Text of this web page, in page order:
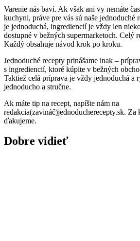
Varenie nás baví. Ak však ani vy nemáte
kuchyni, práve pre vás sú naše jednoduché
je jednoduchá, ingrediencií je vždy len
dostupné v bežných supermarketoch. Celý
Každý obsahuje návod krok po kroku.
Jednoduché recepty prinášame inak –
s ingrediencií, ktoré kúpite v bežných
Taktiež celá príprava je vždy jednoduchá a
jednoducho a stručne.
Ak máte tip na recept, napíšte nám na
redakcia(zavináč)jednoducherecepty.sk. Za
ďakujeme.
Dobre vidieť